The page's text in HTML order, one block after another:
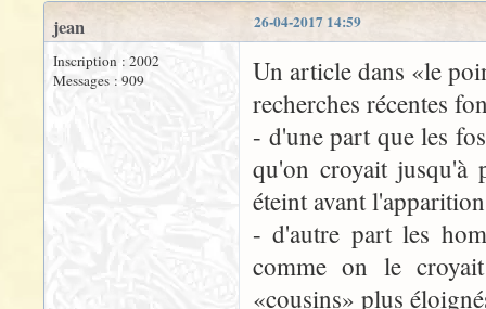
26-04-2017 14:59
jean
Inscription : 2002
Messages : 909
Un article dans «le
recherches récentes
- d'une part que les
qu'on croyait jusqu'à
éteint avant
- d'autre part les
comme on le
«cousins» plus